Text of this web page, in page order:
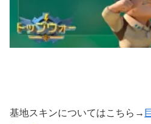
基地スキンについてはこちら→